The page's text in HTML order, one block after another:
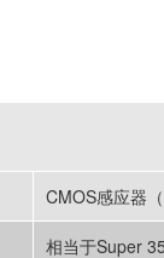
CMOS感应器
相当于Super